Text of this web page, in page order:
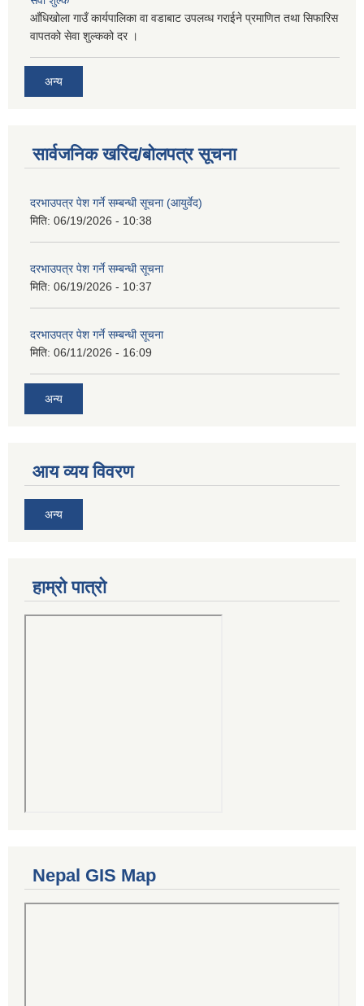
आँधिखोला गाउँ कार्यपालिका वा वडाबाट उपलव्ध गराईने प्रमाणित तथा सिफारिस
वापतको सेवा शुल्कको दर ।
अन्य
सार्वजनिक खरिद/बोलपत्र सूचना
दरभाउपत्र पेश गर्ने सम्बन्धी सूचना (आयुर्वेद)
मिति: 06/19/2026 - 10:38
दरभाउपत्र पेश गर्ने सम्बन्धी सूचना
मिति: 06/19/2026 - 10:37
दरभाउपत्र पेश गर्ने सम्बन्धी सूचना
मिति: 06/11/2026 - 16:09
अन्य
आय व्यय विवरण
अन्य
हाम्रो पात्रो
Nepal GIS Map